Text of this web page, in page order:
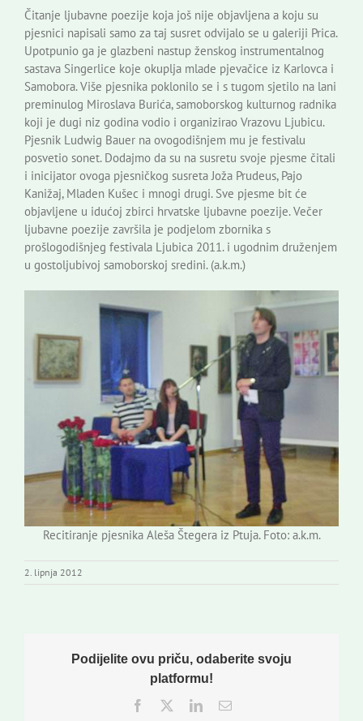
Čitanje ljubavne poezije koja još nije objavljena a koju su
pjesnici napisali samo za taj susret odvijalo se u galeriji Prica.
Upotpunio ga je glazbeni nastup ženskog instrumentalnog
sastava Singerlice koje okuplja mlade pjevačice iz Karlovca i
Samobora. Više pjesnika poklonilo se i s tugom sjetilo na lani
preminulog Miroslava Burića, samoborskog kulturnog radnika
koji je dugi niz godina vodio i organizirao Vrazovu Ljubicu.
Pjesnik Ludwig Bauer na ovogodišnjem mu je festivalu
posvetio sonet. Dodajmo da su na susretu svoje pjesme čitali
i inicijator ovoga pjesničkog susreta Joža Prudeus, Pajo
Kanižaj, Mladen Kušec i mnogi drugi. Sve pjesme bit će
objavljene u idućoj zbirci hrvatske ljubavne poezije. Večer
ljubavne poezije završila je podjelom zbornika s
prošlogodišnjeg festivala Ljubica 2011. i ugodnim druženjem
u gostoljubivoj samoborskoj sredini. (a.k.m.)
Recitiranje pjesnika Aleša Štegera iz Ptuja. Foto: a.k.m.
2. lipnja 2012
Podijelite ovu priču, odaberite svoju
platformu!
Facebook
TwitterLinkedInEmail: